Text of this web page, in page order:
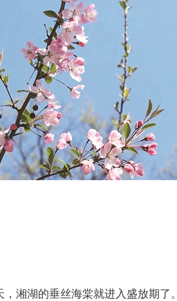
湘湖的垂丝海棠就进入盛放期了。